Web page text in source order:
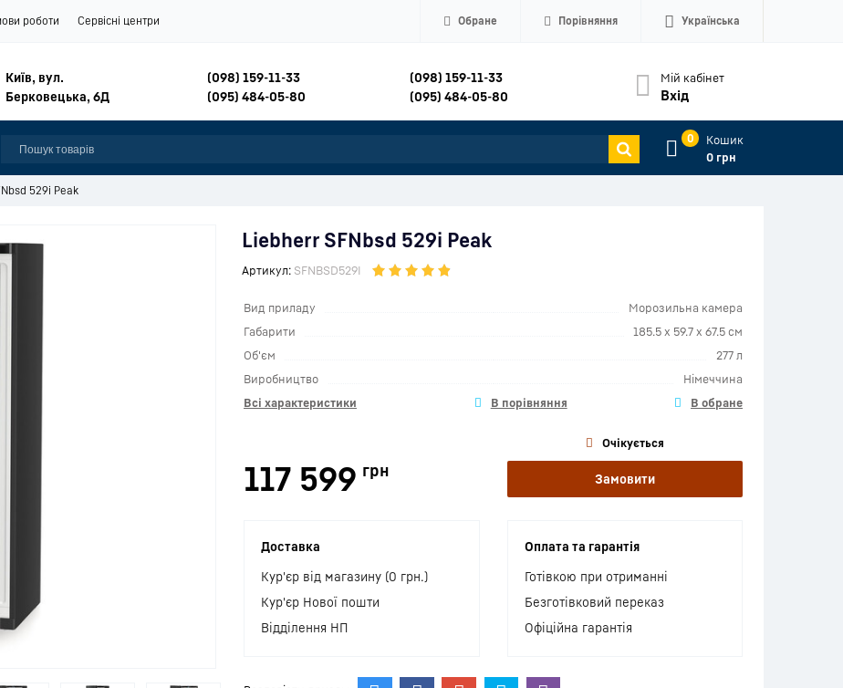
роботи Сервісні центри Обране Порівняння Українська
Мій кабінет
Вхід
Київ, вул.
Берковецька, 6Д
(098) 159-11-33
(095) 484-05-80
(098) 159-11-33
(095) 484-05-80
0
Кошик
0 грн
529i Peak
Liebherr SFNbsd 529i Peak
Артикул: SFNBSD529I
Вид приладу
Морозильна камера
Габарити
185.5 x 59.7 x 67.5 см
Об'єм
277 л
Виробництво
Німеччина
Всі характеристики
117 599 грн
Очікується
Замовити
Доставка
Кур'єр від магазину (0 грн.)
Кур'єр Нової пошти
Відділення НП
Оплата та гарантія
Готівкою при отриманні
Безготівковий переказ
Офіційна гарантія